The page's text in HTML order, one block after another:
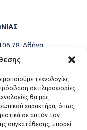
τεχνολογίες
σε πληροφορίες
θα μας
χαρακτήρα, όπως
σε αυτόν τον
συγκατάθεσης, μπορεί
78, Αθήνα